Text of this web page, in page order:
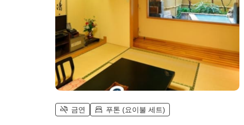
금연 푸톤 (요이불 세트)